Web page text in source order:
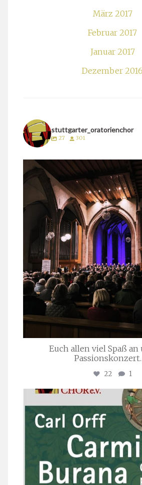
März 2017
Februar 2017
Januar 2017
Dezember 2016
stuttgarter_oratorienchor
27 301
März 24
Euch allen viel Spaß an
22 1
Juli 22